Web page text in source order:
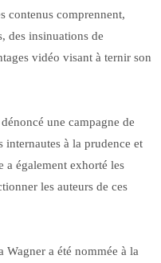
contenus comprennent,
des insinuations de
vidéo visant à ternir son
une campagne de
internautes à la prudence et
a également exhorté les
les auteurs de ces
a été nommée à la